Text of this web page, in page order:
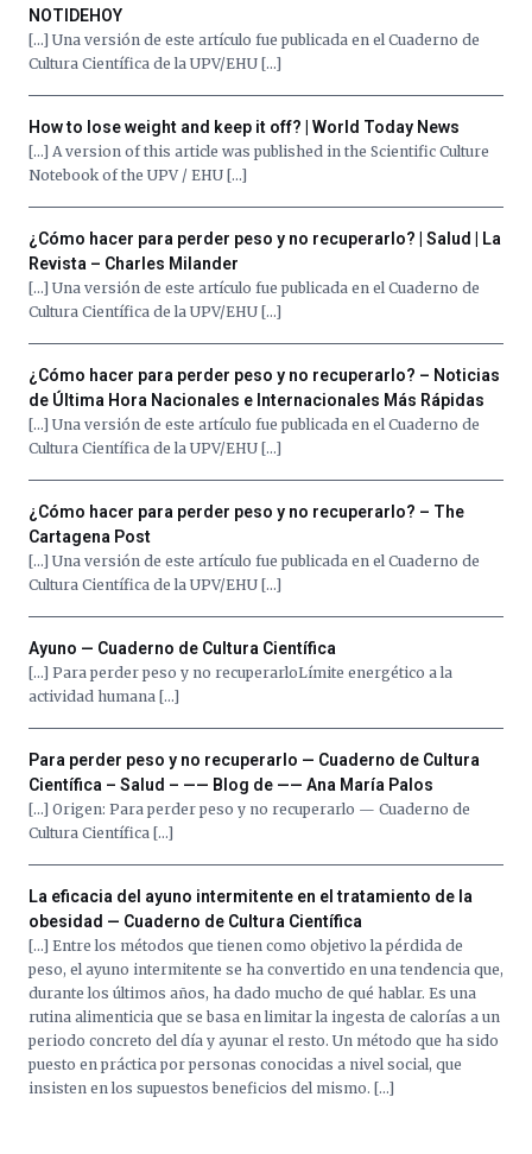
NOTIDEHOY
[…] Una versión de este artículo fue publicada en el Cuaderno de
Cultura Científica de la UPV/EHU […]
How to lose weight and keep it off? | World Today News
[…] A version of this article was published in the Scientific Culture
Notebook of the UPV / EHU […]
¿Cómo hacer para perder peso y no recuperarlo? | Salud | La
Revista – Charles Milander
[…] Una ver­sión de este artícu­lo fue pub­li­ca­da en el Cuader­no de
Cul­tura Cien­tí­fi­ca de la UPV/EHU […]
¿Cómo hacer para perder peso y no recuperarlo? – Noticias
de Última Hora Nacionales e Internacionales Más Rápidas
[…] Una versión de este artículo fue publicada en el Cuaderno de
Cultura Científica de la UPV/EHU […]
¿Cómo hacer para perder peso y no recuperarlo? – The
Cartagena Post
[…] Una versión de este artículo fue publicada en el Cuaderno de
Cultura Científica de la UPV/EHU […]
Ayuno — Cuaderno de Cultura Científica
[…] Para perder peso y no recuperarloLímite energético a la
actividad humana […]
Para perder peso y no recuperarlo — Cuaderno de Cultura
Científica – Salud – —— Blog de —— Ana María Palos
[…] Origen: Para perder peso y no recuperarlo — Cuaderno de
Cultura Científica […]
La eficacia del ayuno intermitente en el tratamiento de la
obesidad — Cuaderno de Cultura Científica
[…] Entre los métodos que tienen como objetivo la pérdida de
peso, el ayuno intermitente se ha convertido en una tendencia que,
durante los últimos años, ha dado mucho de qué hablar. Es una
rutina alimenticia que se basa en limitar la ingesta de calorías a un
periodo concreto del día y ayunar el resto. Un método que ha sido
puesto en práctica por personas conocidas a nivel social, que
insisten en los supuestos beneficios del mismo. […]